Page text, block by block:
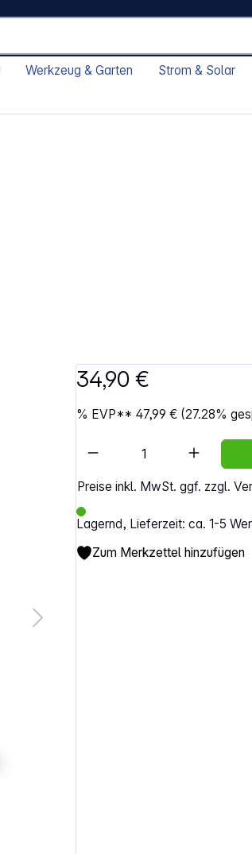
Werkzeug & Garten Strom & Solar
34,90 €
% EVP** 47,99 € (27.28%
Preise inkl. MwSt. ggf. zzgl.
Lagernd, Lieferzeit: ca. 1-5
Artikel Anzahl:
Zum Merkzettel hinzufügen